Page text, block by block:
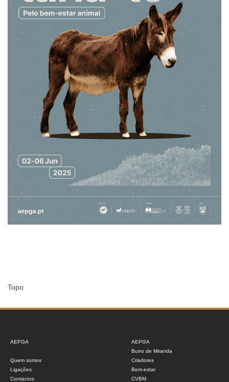
Topo
AEPGA
Quem somos
Ligações
Contactos
AEPGA
Burro de Miranda
Criadores
Bem-estar
CVBM